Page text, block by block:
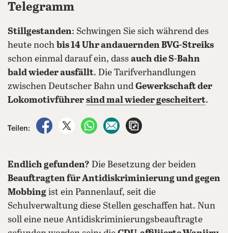
Telegramm
Stillgestanden: Schwingen Sie sich während des
heute noch bis 14 Uhr andauernden BVG-Streiks
schon einmal darauf ein, dass auch die S-Bahn
bald wieder ausfällt. Die Tarifverhandlungen
zwischen Deutscher Bahn und Gewerkschaft der
Lokomotivführer sind mal wieder gescheitert.
Teilen:
auf Facebook teilen
auf X teilenper WhatsApp teilen
per E-Mail teilen
Endlich gefunden? Die Besetzung der beiden
Beauftragten für Antidiskriminierung und gegen
Mobbing ist ein Pannenlauf, seit die
Schulverwaltung diese Stellen geschaffen hat. Nun
soll eine neue Antidiskriminierungsbeauftragte